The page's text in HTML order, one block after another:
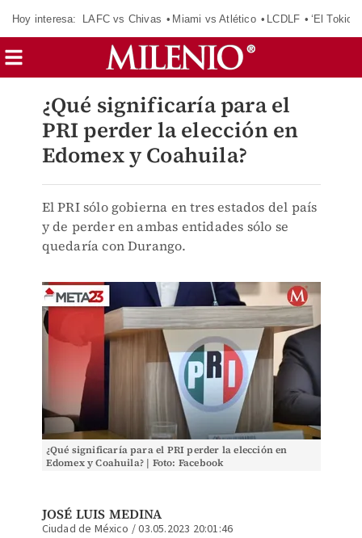
Hoy interesa: LAFC vs Chivas Miami vs Atlético LCDLF ‘El Tokio’
¿Qué significaría para el
PRI perder la elección en
Edomex y Coahuila?
El PRI sólo gobierna en tres estados del país
y de perder en ambas entidades sólo se
quedaría con Durango.
¿Qué significaría para el PRI perder la elección en
Edomex y Coahuila? | Foto: Facebook
JOSÉ LUIS MEDINA
Ciudad de México /03.05.2023 20:01:46